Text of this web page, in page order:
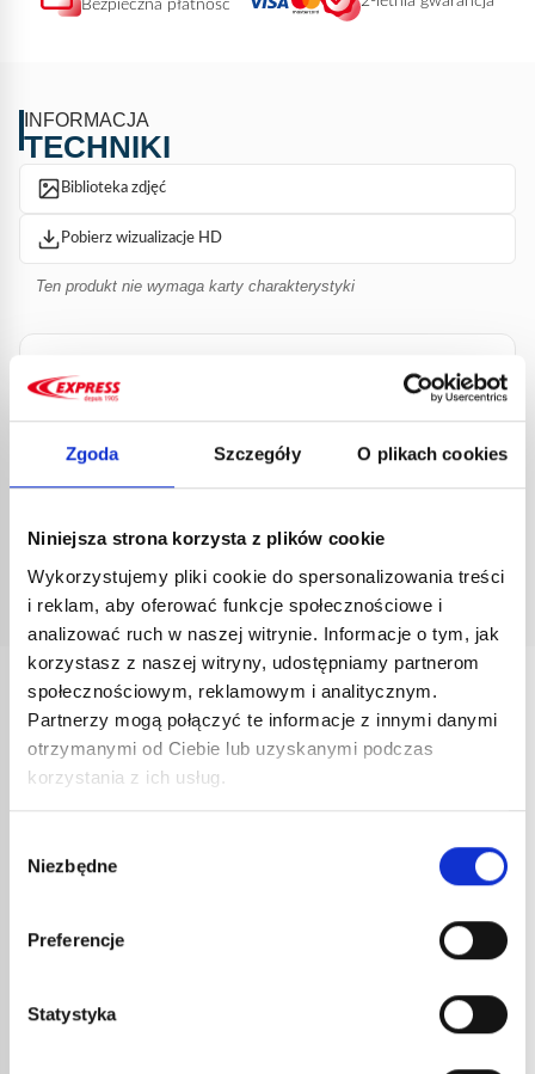
Zgoda Szczegóły O plikach cookies
Niniejsza strona korzysta z plików cookie
Wykorzystujemy pliki cookie do spersonalizowania treści
i reklam, aby oferować funkcje społecznościowe i
analizować ruch w naszej witrynie. Informacje o tym, jak
korzystasz z naszej witryny, udostępniamy partnerom
społecznościowym, reklamowym i analitycznym.
Partnerzy mogą połączyć te informacje z innymi danymi
otrzymanymi od Ciebie lub uzyskanymi podczas
korzystania z ich usług.
zgody
Niezbędne
Preferencje
Statystyka
Bezpieczna płatność
INFORMACJA
TECHNIKI
Biblioteka zdjęć
Pobierz wizualizacje HD
Ten produkt nie wymaga karty charakterystyki
Dokumentacja
INNE
REFERENCJE